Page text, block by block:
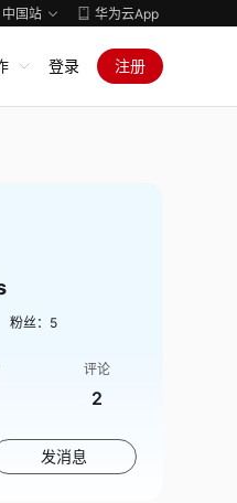
中国站 华为云App
登录 注册
粉丝： 5
评论
2
发消息